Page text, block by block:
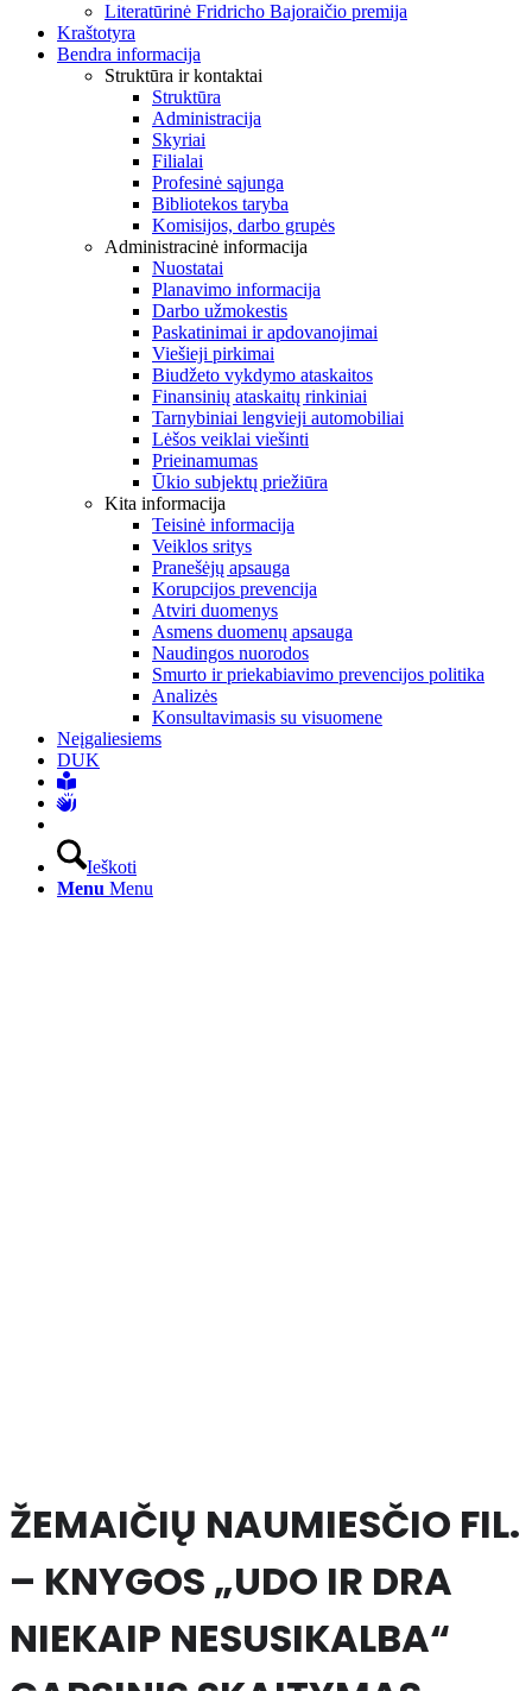
Literatūrinė Fridricho Bajoraičio premija
Kraštotyra
Bendra informacija
Struktūra ir kontaktai
Struktūra
Administracija
Skyriai
Filialai
Profesinė sąjunga
Bibliotekos taryba
Komisijos, darbo grupės
Administracinė informacija
Nuostatai
Planavimo informacija
Darbo užmokestis
Paskatinimai ir apdovanojimai
Viešieji pirkimai
Biudžeto vykdymo ataskaitos
Finansinių ataskaitų rinkiniai
Tarnybiniai lengvieji automobiliai
Lėšos veiklai viešinti
Prieinamumas
Ūkio subjektų priežiūra
Kita informacija
Teisinė informacija
Veiklos sritys
Pranešėjų apsauga
Korupcijos prevencija
Atviri duomenys
Asmens duomenų apsauga
Naudingos nuorodos
Smurto ir priekabiavimo prevencijos politika
Analizės
Konsultavimasis su visuomene
Neįgaliesiems
DUK
Ieškoti
Menu Menu
ŽEMAIČIŲ NAUMIESČIO FIL.
– KNYGOS „UDO IR DRA
NIEKAIP NESUSIKALBA“